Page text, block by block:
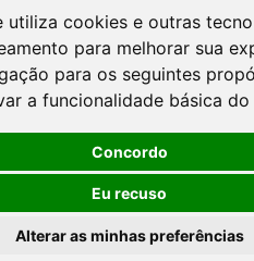
utiliza cookies e outras
para melhorar sua
para os seguintes
a funcionalidade básica
Concordo
Eu recuso
Alterar as minhas preferências